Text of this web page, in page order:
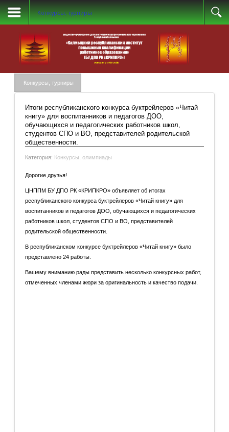
Конкурсы, турниры
Конкурсы, турниры
Итоги республиканского конкурса буктрейлеров «Читай
книгу» для воспитанников и педагогов ДОО,
обучающихся и педагогических работников школ,
студентов СПО и ВО, представителей родительской
общественности.
Категория: Конкурсы, олимпиады
Дорогие друзья!
ЦНППМ БУ ДПО РК «КРИПКРО» объявляет об итогах
республиканского конкурса буктрейлеров «Читай книгу» для
воспитанников и педагогов ДОО, обучающихся и педагогических
работников школ, студентов СПО и ВО, представителей
родительской общественности.
В республиканском конкурсе буктрейлеров «Читай книгу» было
представлено 24 работы.
Вашему вниманию рады представить несколько конкурсных работ,
отмеченных членами жюри за оригинальность и качество подачи.